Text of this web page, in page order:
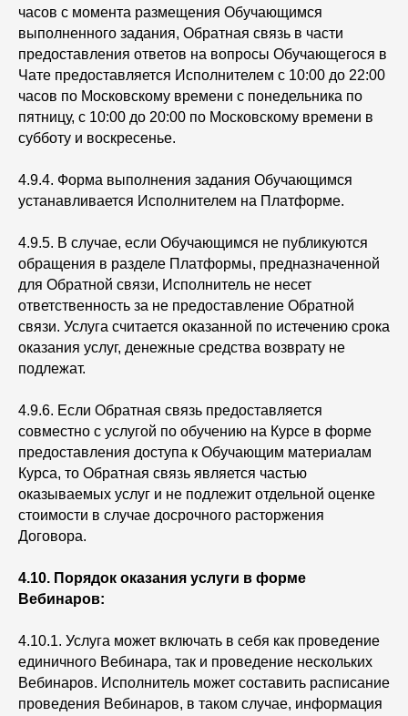
часов с момента размещения Обучающимся
выполненного задания, Обратная связь в части
предоставления ответов на вопросы Обучающегося в
Чате предоставляется Исполнителем с 10:00 до 22:00
часов по Московскому времени с понедельника по
пятницу, с 10:00 до 20:00 по Московскому времени в
субботу и воскресенье.
4.9.4. Форма выполнения задания Обучающимся
устанавливается Исполнителем на Платформе.
4.9.5. В случае, если Обучающимся не публикуются
обращения в разделе Платформы, предназначенной
для Обратной связи, Исполнитель не несет
ответственность за не предоставление Обратной
связи. Услуга считается оказанной по истечению срока
оказания услуг, денежные средства возврату не
подлежат.
4.9.6. Если Обратная связь предоставляется
совместно с услугой по обучению на Курсе в форме
предоставления доступа к Обучающим материалам
Курса, то Обратная связь является частью
оказываемых услуг и не подлежит отдельной оценке
стоимости в случае досрочного расторжения
Договора.
4.10. Порядок оказания услуги в форме
Вебинаров:
4.10.1. Услуга может включать в себя как проведение
единичного Вебинара, так и проведение нескольких
Вебинаров. Исполнитель может составить расписание
проведения Вебинаров, в таком случае, информация